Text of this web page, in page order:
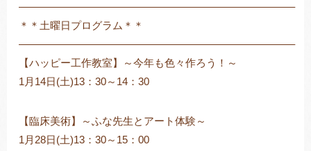
——————————————————————————–
＊＊土曜日プログラム＊＊
——————————————————————————–
【ハッピー工作教室】～今年も色々作ろう！～
1月14日(土)13：30～14：30
【臨床美術】～ふな先生とアート体験～
1月28日(土)13：30～15：00